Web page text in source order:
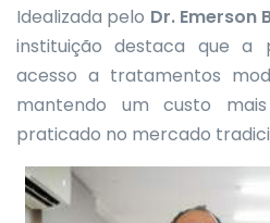
Idealizada pelo Dr. Emerson
instituição destaca que
acesso a tratamentos
mantendo um custo
praticado no mercado